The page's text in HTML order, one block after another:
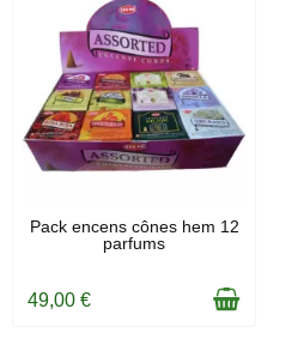
EN STOCK
Pack encens cônes hem 12
parfums
49,00 €